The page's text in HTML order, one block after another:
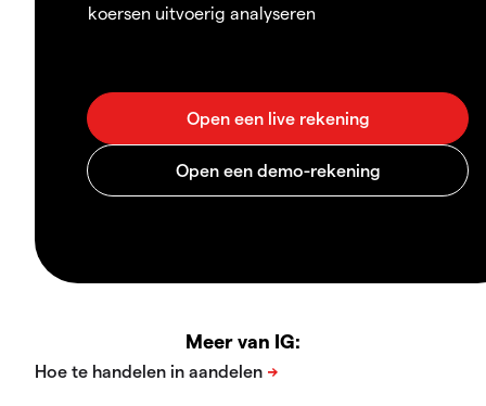
koersen uitvoerig analyseren
Meer van IG: